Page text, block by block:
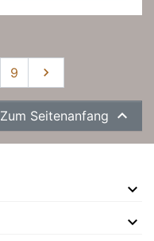
9 Weiter

Zum Seitenanfang 